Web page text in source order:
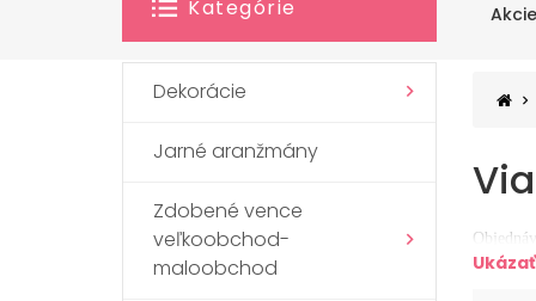
Kategórie Akcie
Dekorácie
Jarné aranžmány
Zdobené vence
veľkoobchod-
maloobchod